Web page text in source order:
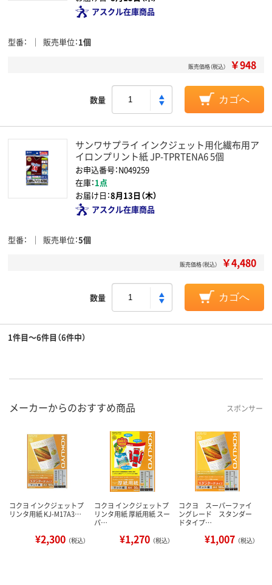
アスクル在庫商品
型番 販売単位 1個
販売価格（税込） ￥948
数量 カゴへ
サンワサプライ インクジェット用化繊布用ア
イロンプリント紙 JP-TPRTENA6 5個
お申込番号：N049259
在庫：1点
お届け日：8月13日（木）
アスクル在庫商品
型番 販売単位 5個
販売価格（税込） ￥4,480
数量 カゴへ
1件目～6件目（6件中）
メーカーからのおすすめ商品 スポンサー
コクヨ インクジェットプ
リンタ用紙 KJ-M17A3…
¥2,300 （税込）
コクヨ インクジェットプ
リンタ用紙 厚紙用紙 スー
パ…
¥1,270 （税込）
コクヨ スーパーファイ
ングレード スタンダー
ドタイプ…
¥1,007 （税込）